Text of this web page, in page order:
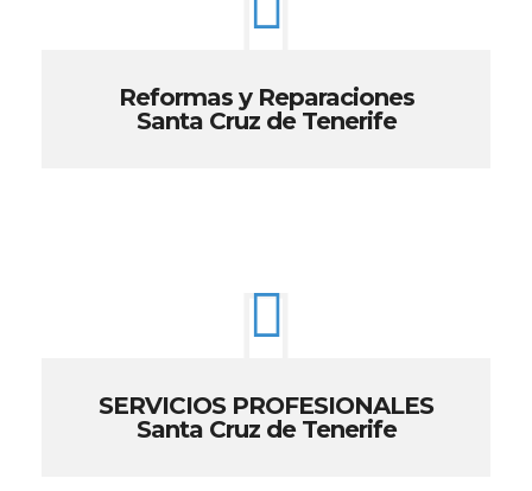
Reformas y Reparaciones
Santa Cruz de Tenerife
SERVICIOS PROFESIONALES
Santa Cruz de Tenerife